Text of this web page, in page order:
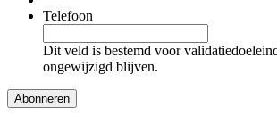
Telefoon
Dit veld is bestemd voor
ongewijzigd blijven.